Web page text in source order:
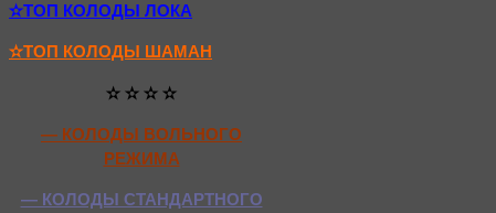
✫ТОП КОЛОДЫ ЛОКА
✫ТОП КОЛОДЫ ШАМАН
✫ ✫ ✫ ✫
— КОЛОДЫ ВОЛЬНОГО
РЕЖИМА
— КОЛОДЫ СТАНДАРТНОГО